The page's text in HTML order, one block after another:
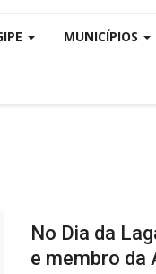
MUNICÍPIOS
No Dia da
e membro da